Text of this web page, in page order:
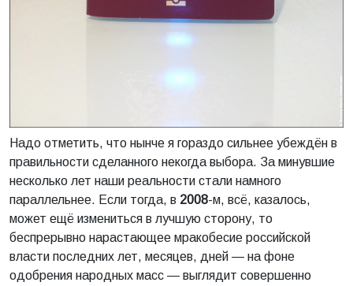
Надо отметить, что нынче я гораздо сильнее убеждён в
правильности сделанного некогда выбора. За минувшие
несколько лет наши реальности стали намного
параллельнее. Если тогда, в 2008-м, всё, казалось,
может ещё измениться в лучшую сторону, то
беспрерывно нарастающее мракобесие российской
власти последних лет, месяцев, дней — на фоне
одобрения народных масс — выглядит совершенно